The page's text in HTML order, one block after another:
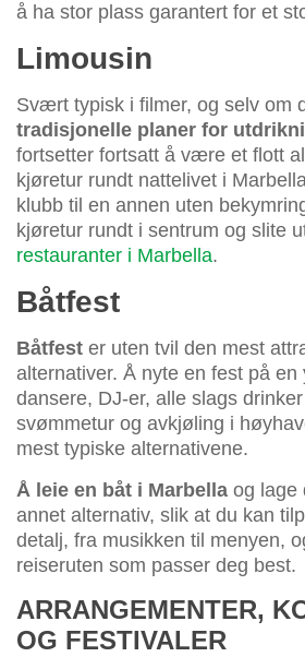
å ha stor plass garantert for et
Limousin
Svært typisk i filmer, og selv om
tradisjonelle planer for
fortsetter fortsatt å være et flott
kjøretur rundt nattelivet i
klubb til en annen uten
kjøretur rundt i sentrum og slite
restauranter i Marbella.
Båtfest
Båtfest er uten tvil den mest
alternativer. Å nyte en fest på en
dansere, DJ-er, alle slags
svømmetur og avkjøling i
mest typiske alternativene.
Å leie en båt i Marbella og lage
annet alternativ, slik at du kan
detalj, fra musikken til menyen,
reiseruten som passer deg best.
ARRANGEMENTER,
OG FESTIVALER